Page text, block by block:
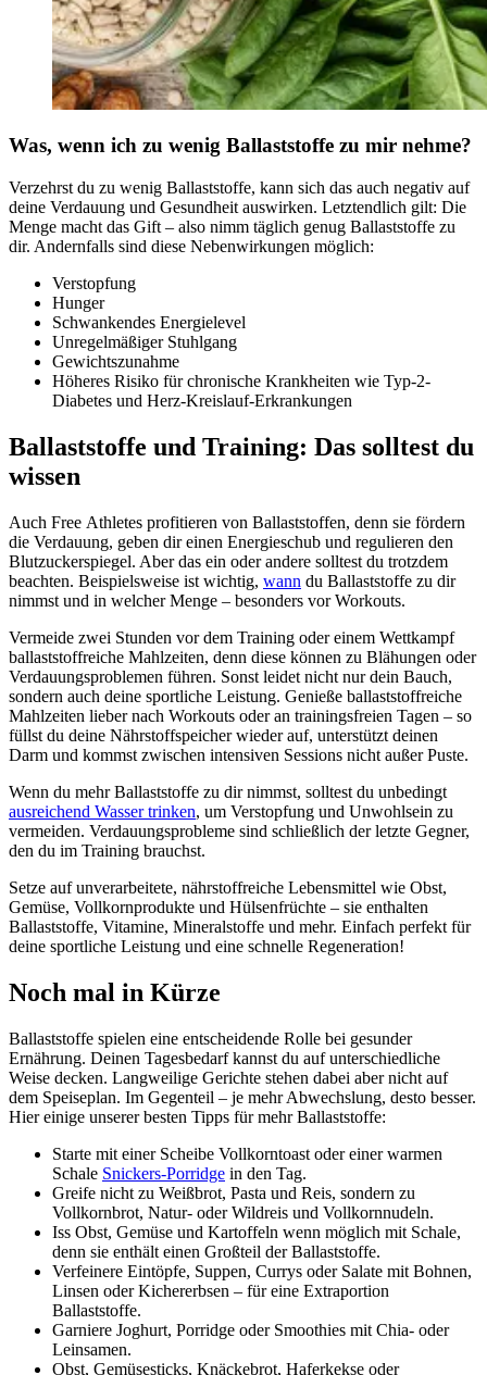
Was, wenn ich zu wenig Ballaststoffe zu mir nehme?
Verzehrst du zu wenig Ballaststoffe, kann sich das auch negativ auf
deine Verdauung und Gesundheit auswirken. Letztendlich gilt: Die
Menge macht das Gift – also nimm täglich genug Ballaststoffe zu
dir. Andernfalls sind diese Nebenwirkungen möglich:
Verstopfung
Hunger
Schwankendes Energielevel
Unregelmäßiger Stuhlgang
Gewichtszunahme
Höheres Risiko für chronische Krankheiten wie Typ-2-
Diabetes und Herz-Kreislauf-Erkrankungen
Ballaststoffe und Training: Das solltest du
wissen
Auch Free Athletes profitieren von Ballaststoffen, denn sie fördern
die Verdauung, geben dir einen Energieschub und regulieren den
Blutzuckerspiegel. Aber das ein oder andere solltest du trotzdem
beachten. Beispielsweise ist wichtig, wann du Ballaststoffe zu dir
nimmst und in welcher Menge – besonders vor Workouts.
Vermeide zwei Stunden vor dem Training oder einem Wettkampf
ballaststoffreiche Mahlzeiten, denn diese können zu Blähungen oder
Verdauungsproblemen führen. Sonst leidet nicht nur dein Bauch,
sondern auch deine sportliche Leistung. Genieße ballaststoffreiche
Mahlzeiten lieber nach Workouts oder an trainingsfreien Tagen – so
füllst du deine Nährstoffspeicher wieder auf, unterstützt deinen
Darm und kommst zwischen intensiven Sessions nicht außer Puste.
Wenn du mehr Ballaststoffe zu dir nimmst, solltest du unbedingt
ausreichend Wasser trinken, um Verstopfung und Unwohlsein zu
vermeiden. Verdauungsprobleme sind schließlich der letzte Gegner,
den du im Training brauchst.
Setze auf unverarbeitete, nährstoffreiche Lebensmittel wie Obst,
Gemüse, Vollkornprodukte und Hülsenfrüchte – sie enthalten
Ballaststoffe, Vitamine, Mineralstoffe und mehr. Einfach perfekt für
deine sportliche Leistung und eine schnelle Regeneration!
Noch mal in Kürze
Ballaststoffe spielen eine entscheidende Rolle bei gesunder
Ernährung. Deinen Tagesbedarf kannst du auf unterschiedliche
Weise decken. Langweilige Gerichte stehen dabei aber nicht auf
dem Speiseplan. Im Gegenteil – je mehr Abwechslung, desto besser.
Hier einige unserer besten Tipps für mehr Ballaststoffe:
Starte mit einer Scheibe Vollkorntoast oder einer warmen
Schale Snickers-Porridge in den Tag.
Greife nicht zu Weißbrot, Pasta und Reis, sondern zu
Vollkornbrot, Natur- oder Wildreis und Vollkornnudeln.
Iss Obst, Gemüse und Kartoffeln wenn möglich mit Schale,
denn sie enthält einen Großteil der Ballaststoffe.
Verfeinere Eintöpfe, Suppen, Currys oder Salate mit Bohnen,
Linsen oder Kichererbsen – für eine Extraportion
Ballaststoffe.
Garniere Joghurt, Porridge oder Smoothies mit Chia- oder
Leinsamen.
Obst, Gemüsesticks, Knäckebrot, Haferkekse oder